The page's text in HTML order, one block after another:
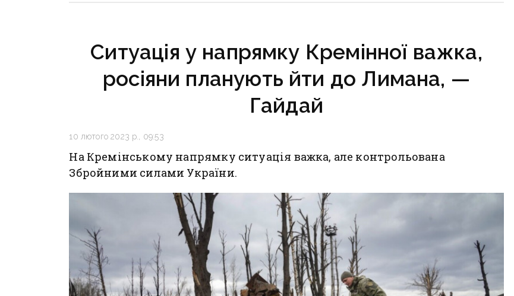
Ситуація у напрямку Кремінної важка,
росіяни планують йти до Лимана, —
Гайдай
10 лютого 2023 р., 09:53
На Кремінському напрямку ситуація важка, але контрольована
Збройними силами України.